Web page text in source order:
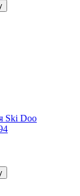
Ski Doo